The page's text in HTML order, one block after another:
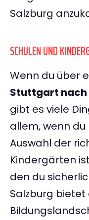
Salzburg
SCHULEN UND
Wenn du über
Stuttgart nach
gibt es viele
allem, wenn du
Auswahl der
Kindergärten
den du
Salzburg